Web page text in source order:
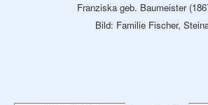
Franziska geb. Baumeister
Bild: Familie Fischer,